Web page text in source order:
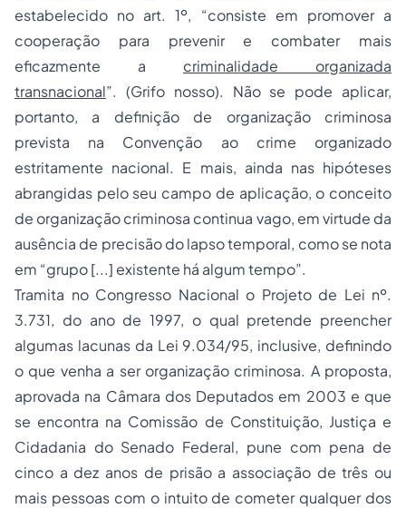
estabelecido no art. 1º, “consiste em promover a
cooperação para prevenir e combater mais
eficazmente a criminalidade organizada
transnacional”. (Grifo nosso). Não se pode aplicar,
portanto, a definição de organização criminosa
prevista na Convenção ao crime organizado
estritamente nacional. E mais, ainda nas hipóteses
abrangidas pelo seu campo de aplicação, o conceito
de organização criminosa continua vago, em virtude da
ausência de precisão do lapso temporal, como se nota
em “grupo [...] existente há algum tempo”.
Tramita no Congresso Nacional o Projeto de Lei nº.
3.731, do ano de 1997, o qual pretende preencher
algumas lacunas da Lei 9.034/95, inclusive, definindo
o que venha a ser organização criminosa. A proposta,
aprovada na Câmara dos Deputados em 2003 e que
se encontra na Comissão de Constituição, Justiça e
Cidadania do Senado Federal, pune com pena de
cinco a dez anos de prisãoa associação de três ou
mais pessoas com o intuito de cometer qualquer dos